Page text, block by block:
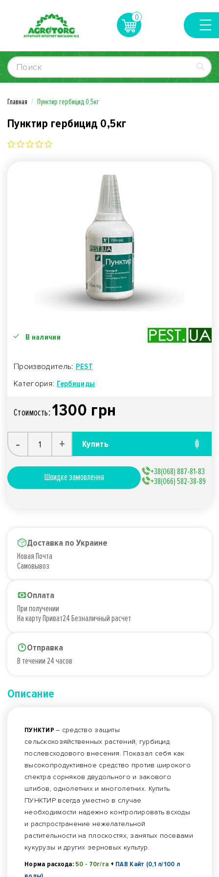
0
Главная Пунктир гербицид 0,5кг
Пунктир гербицид 0,5кг
В наличии
Производитель: PEST
Категория: Гербициды
Стоимость: 1300 грн
- + Купить
Швидке замовлення
+38(068) 887-81-83
+38(066) 582-38-89
Доставка по Украине
Новая Почта
Самовывоз
Оплата
При получении
На карту Приват24 Безналичный расчет
Отправка
В течении 24 часов
Описание
ПУНКТИР– средство защиты
сельскохозяйственных растений, гурбицид
послевсходового внесения. Показал себя как
высокопродуктивное средство против широкого
спектра сорняков двудольного и закового
штибов, однолетних и многолетних. Купить
ПУНКТИР всегда уместно в случае
необходимости надежно контролировать всходы
и распространение нежелательной
растительности на плоскостях, занятых посевами
кукурузы и других зерновых культур.
Норма расхода: 50 - 70г/га + ПАВ Кайт (0,1 л/100 л